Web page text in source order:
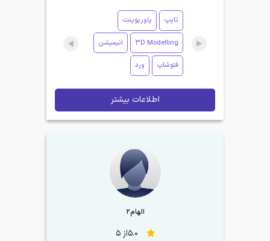
تایپ پاورپوینت
3D Modelling انیمیشن
فتوشاپ ورد
اطلاعات بیشتر
الهام۲
5.0از 5